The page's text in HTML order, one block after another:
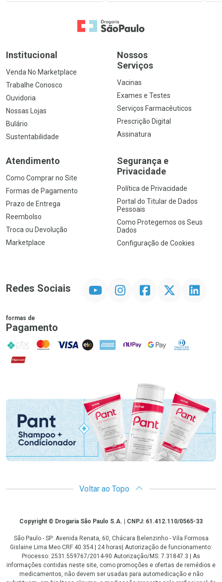
Ir para a Home
Institucional
Venda No Marketplace
Trabalhe Conosco
Ouvidoria
Nossas Lojas
Bulário
Sustentabilidade
Nossos
Serviços
Vacinas
Exames e Testes
Serviços Farmacêuticos
Prescrição Digital
Assinatura
Atendimento
Como Comprar no Site
Formas de Pagamento
Prazo de Entrega
Reembolso
Troca ou Devolução
Marketplace
Segurança e
Privacidade
Política de Privacidade
Portal do Titular de Dados
Pessoais
Como Protegemos os Seus
Dados
Configuração de Cookies
Redes Sociais InstagramFacebookTwitter Linkedin
formas de
Pagamento
PIX MasterCard
VISA ELO AMEX NuPay Google PayDiners Club
Hipercard
Promoção em Destaque
Voltar ao Topo
CopyrightCopyright © Drogaria São Paulo S.A. | CNPJ: 61.412.110/0565-33
São Paulo - SP: Avenida Renata, 60, Chácara Belenzinho - Vila Formosa
Gislaine Lima Meo CRF 40.354 | 24 horas| Autorização de funcionamento:
Processo: 2531.559767/2014-90 Autorização/MS: 7.31847.3 | As
informações contidas neste site, como promoções e ofertas de remédios e
medicamentos, não devem ser usadas para automedicação e não